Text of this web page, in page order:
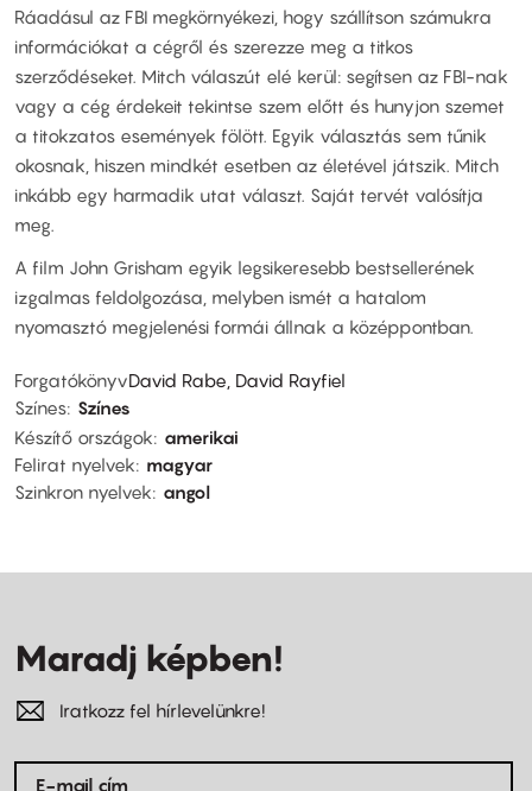
Ráadásul az FBI megkörnyékezi, hogy szállítson számukra
információkat a cégről és szerezze meg a titkos
szerződéseket. Mitch válaszút elé kerül: segítsen az FBI-nak
vagy a cég érdekeit tekintse szem előtt és hunyjon szemet
a titokzatos események fölött. Egyik választás sem tűnik
okosnak, hiszen mindkét esetben az életével játszik. Mitch
inkább egy harmadik utat választ. Saját tervét valósítja
meg.
A film John Grisham egyik legsikeresebb bestsellerének
izgalmas feldolgozása, melyben ismét a hatalom
nyomasztó megjelenési formái állnak a középpontban.
ForgatókönyvDavid Rabe, David Rayfiel
Színes Színes
Készítő országok
amerikai
Felirat nyelvek
magyar
Szinkron nyelvek
angol
Maradj képben!
Iratkozz fel hírlevelünkre!